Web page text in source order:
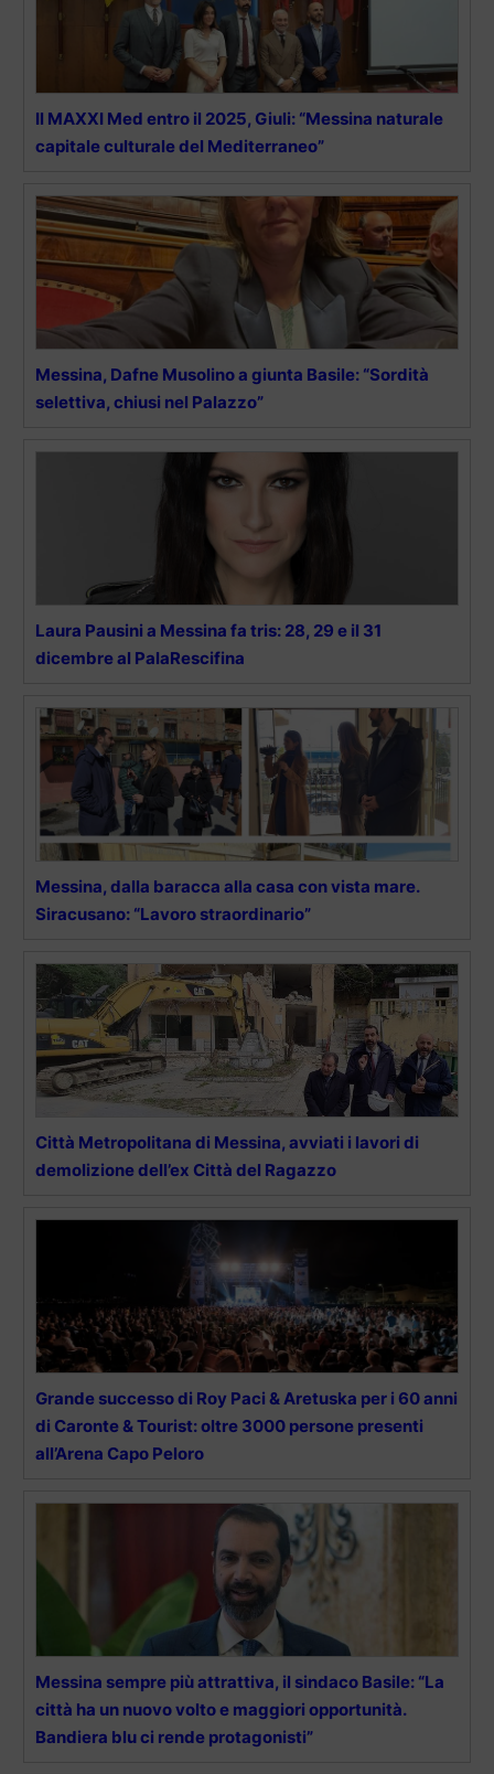
Il MAXXI Med entro il 2025, Giuli: “Messina naturale
capitale culturale del Mediterraneo”
Messina, Dafne Musolino a giunta Basile: “Sordità
selettiva, chiusi nel Palazzo”
Laura Pausini a Messina fa tris: 28, 29 e il 31
dicembre al PalaRescifina
Messina, dalla baracca alla casa con vista mare.
Siracusano: “Lavoro straordinario”
Città Metropolitana di Messina, avviati i lavori di
demolizione dell’ex Città del Ragazzo
Grande successo di Roy Paci & Aretuska per i 60 anni
di Caronte & Tourist: oltre 3000 persone presenti
all’Arena Capo Peloro
Messina sempre più attrattiva, il sindaco Basile: “La
città ha un nuovo volto e maggiori opportunità.
Bandiera blu ci rende protagonisti”